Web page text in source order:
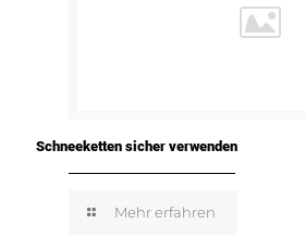
Schneeketten sicher verwenden
Mehr erfahren